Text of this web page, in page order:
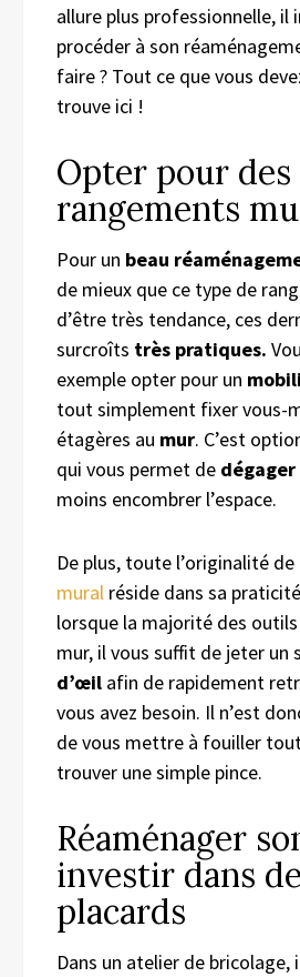
allure plus professionnelle, il
procéder à son
faire ? Tout ce que vous
trouve ici !
Opter pour des
rangements
Pour un beau
de mieux que ce type de
d’être très tendance, ces
surcroîts très pratiques.
exemple opter pour un
tout simplement fixer vous-
étagères au mur. C’est
qui vous permet de dégager
moins encombrer l’espace.
De plus, toute l’originalité de
mural réside dans sa
lorsque la majorité des
mur, il vous suffit de jeter un
d’œil afin de rapidement
vous avez besoin. Il n’est
de vous mettre à fouiller
trouver une simple pince.
Réaménager
investir dans
placards
Dans un atelier de bricolage,